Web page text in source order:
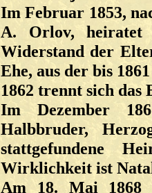
Im Februar 1853,
A. Orlov, heiratet
Widerstand der
Ehe, aus der bis
1862 trennt sich das
Im Dezember
Halbbruder,
stattgefundene
Wirklichkeit ist
Am 18. Mai 1868